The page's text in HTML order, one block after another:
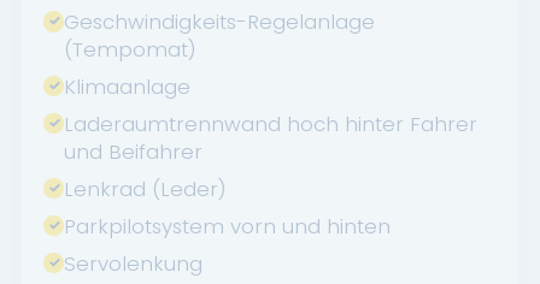
Geschwindigkeits-Regelanlage
(Tempomat)
Klimaanlage
Laderaumtrennwand hoch hinter Fahrer
und Beifahrer
Lenkrad (Leder)
Parkpilotsystem vorn und hinten
Servolenkung